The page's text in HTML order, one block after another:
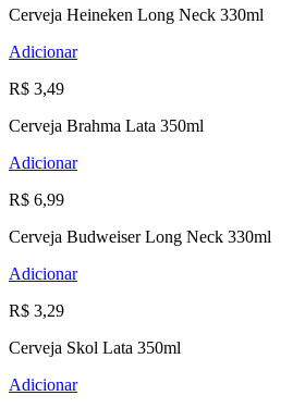
Cerveja Heineken Long Neck 330ml
Adicionar
R$ 3,49
Cerveja Brahma Lata 350ml
Adicionar
R$ 6,99
Cerveja Budweiser Long Neck 330ml
Adicionar
R$ 3,29
Cerveja Skol Lata 350ml
Adicionar